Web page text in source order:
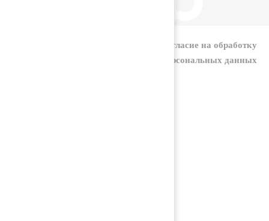
Согласие на обработку
персональных данных